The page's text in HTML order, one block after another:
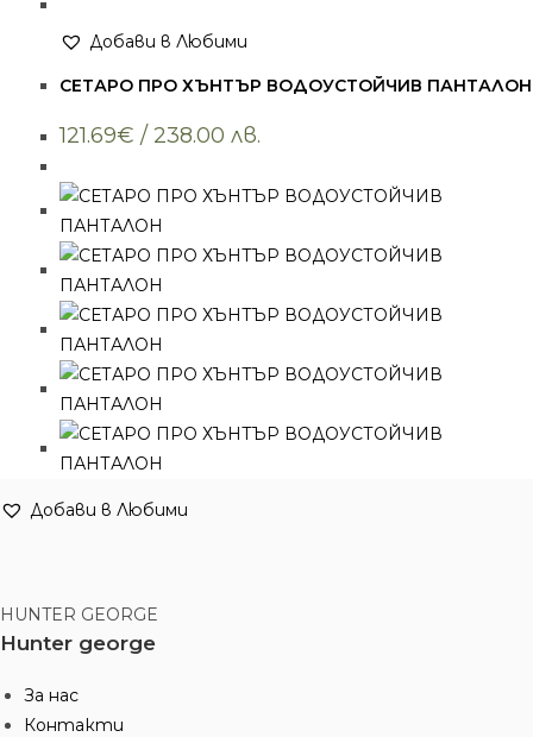
варианта.
могат
да
избрани
на
страницата
на
продукта.
Добави в Любими
СЕТАРО ПРО ХЪНТЪР ВОДОУСТОЙЧИВ ПАНТАЛОН
121.69€ / 238.00 лв.
Добави в Любими
HUNTER GEORGE
Hunter george
За нас
Контакти